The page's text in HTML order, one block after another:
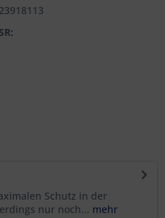
Schutz in der
nur noch... mehr